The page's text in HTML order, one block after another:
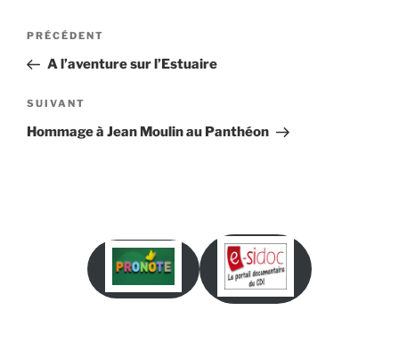
Navigation
l’article
Article
précédent
PRÉCÉDENT
A l’aventure sur l’Estuaire
Article
suivant
SUIVANT
Hommage à Jean Moulin au Panthéon